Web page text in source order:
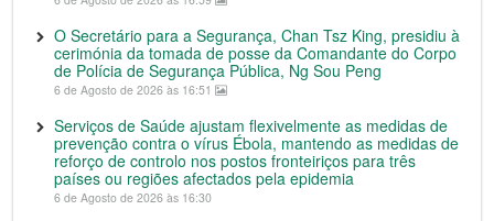
O Secretário para a Segurança, Chan Tsz King, presidiu à
cerimónia da tomada de posse da Comandante do Corpo
de Polícia de Segurança Pública, Ng Sou Peng
6 de Agosto de 2026 às 16:51
Serviços de Saúde ajustam flexivelmente as medidas de
prevenção contra o vírus Ébola, mantendo as medidas de
reforço de controlo nos postos fronteiriços para três
países ou regiões afectados pela epidemia
6 de Agosto de 2026 às 16:30